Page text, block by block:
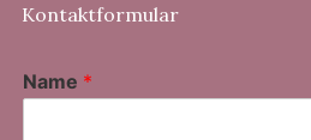
Kontaktformular
Name *